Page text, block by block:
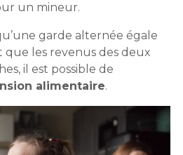
un mineur.
garde alternée égale
que les revenus des deux
il est possible de
alimentaire.